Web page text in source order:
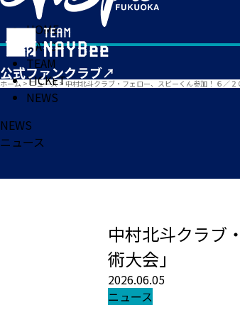
HOME
MATCH
TEAM
TICKET
NEWS
ホーム > ニュース> 中村北斗クラブ・フェロー、スビーくん参加！ ６／
NEWS
ニュース
中村北斗クラブ
術大会」
2026.06.05
ニュース